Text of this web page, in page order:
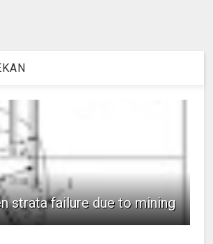
strata failure due to mining